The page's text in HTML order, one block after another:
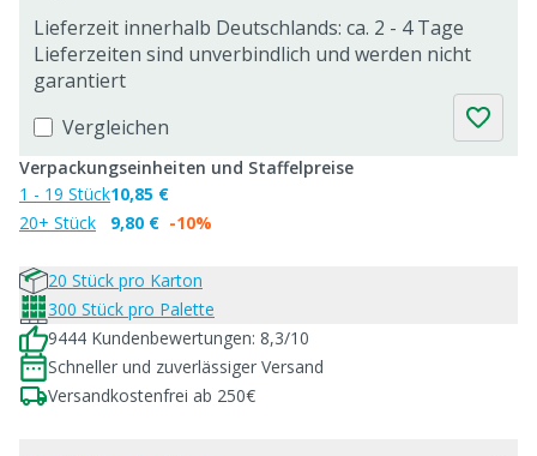
Lieferzeit innerhalb Deutschlands: ca. 2 - 4 Tage
Lieferzeiten sind unverbindlich und werden nicht
garantiert
Vergleichen
Verpackungseinheiten und Staffelpreise
1 - 19 Stück
20+ Stück
10,85 €
9,80 € -10%
20 Stück pro Karton
300 Stück pro Palette
9444 Kundenbewertungen: 8,3/10
Schneller und zuverlässiger Versand
Versandkostenfrei ab 250€